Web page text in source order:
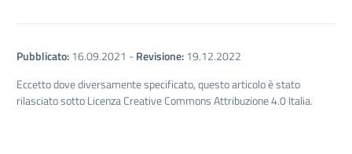
Pubblicato:16.09.2021 -Revisione:19.12.2022
Eccetto dove diversamente specificato, questo articolo è stato
rilasciato sotto Licenza Creative Commons Attribuzione 4.0 Italia.